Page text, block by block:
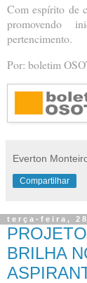
Com espírito de
promovendo
pertencimento.
Por: boletim
Everton
Compartilhar
terça-feira,
BRILHA